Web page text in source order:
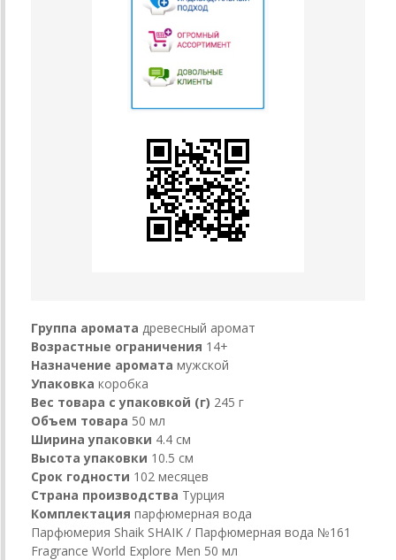
Группа аромата древесный аромат
Возрастные ограничения 14+
Назначение аромата мужской
Упаковка коробка
Вес товара с упаковкой (г) 245 г
Объем товара 50 мл
Ширина упаковки 4.4 см
Высота упаковки 10.5 см
Срок годности 102 месяцев
Страна производства Турция
Комплектация парфюмерная вода
Парфюмерия Shaik SHAIK / Парфюмерная вода №161
Fragrance World Explore Men 50 мл